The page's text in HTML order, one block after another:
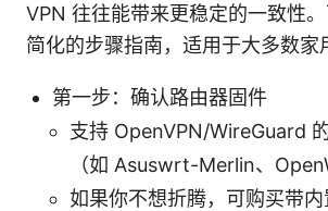
VPN 往往能带来更稳定的一致性
简化的步骤指南，适用于大多数家
第一步：确认路由器固件
支持 OpenVPN/WireGuard
（如 Asuswrt-Merlin、
如果你不想折腾，可购买带